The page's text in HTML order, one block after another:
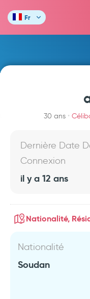
Fr
30 ans
Dernière Date
Connexion
il y a 12 ans
Nationalité,
Nationalité
Soudan